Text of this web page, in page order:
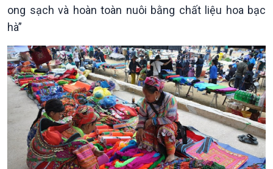
ong sạch và hoàn toàn nuôi bằng chất liệu hoa bạc
hà”